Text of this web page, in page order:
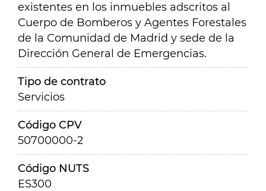
existentes en los inmuebles adscritos al
Cuerpo de Bomberos y Agentes Forestales
de la Comunidad de Madrid y sede de la
Dirección General de Emergencias.
Tipo de contrato
Servicios
Código CPV
50700000-2
Código NUTS
ES300